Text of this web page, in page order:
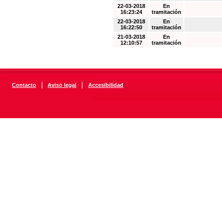
22-03-2018
16:23:24
En
tramitación
22-03-2018
16:22:50
En
tramitación
21-03-2018
12:10:57
En
tramitación
Contacto | Aviso legal | Accesibilidad